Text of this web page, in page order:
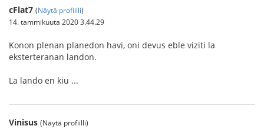
cFlat7 (Näytä profiilli)
14. tammikuuta 2020 3.44.29
Konon plenan planedon havi, oni devus eble viziti la
eksterteranan landon.
La lando en kiu ...
Vinisus (Näytä profiilli)